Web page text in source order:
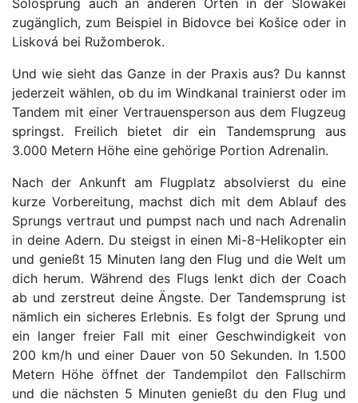
Solosprung auch an anderen Orten in der Slowakei
zugänglich, zum Beispiel in Bidovce bei Košice oder in
Lisková bei Ružomberok.
Und wie sieht das Ganze in der Praxis aus? Du kannst
jederzeit wählen, ob du im Windkanal trainierst oder im
Tandem mit einer Vertrauensperson aus dem Flugzeug
springst. Freilich bietet dir ein Tandemsprung aus
3.000 Metern Höhe eine gehörige Portion Adrenalin.
Nach der Ankunft am Flugplatz absolvierst du eine
kurze Vorbereitung, machst dich mit dem Ablauf des
Sprungs vertraut und pumpst nach und nach Adrenalin
in deine Adern. Du steigst in einen Mi-8-Helikopter ein
und genießt 15 Minuten lang den Flug und die Welt um
dich herum. Während des Flugs lenkt dich der Coach
ab und zerstreut deine Ängste. Der Tandemsprung ist
nämlich ein sicheres Erlebnis. Es folgt der Sprung und
ein langer freier Fall mit einer Geschwindigkeit von
200 km/h und einer Dauer von 50 Sekunden. In 1.500
Metern Höhe öffnet der Tandempilot den Fallschirm
und die nächsten 5 Minuten genießt du den Flug und